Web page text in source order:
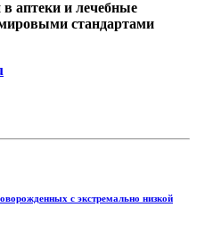
аптеки и лечебные
стандартами
с экстремально низкой